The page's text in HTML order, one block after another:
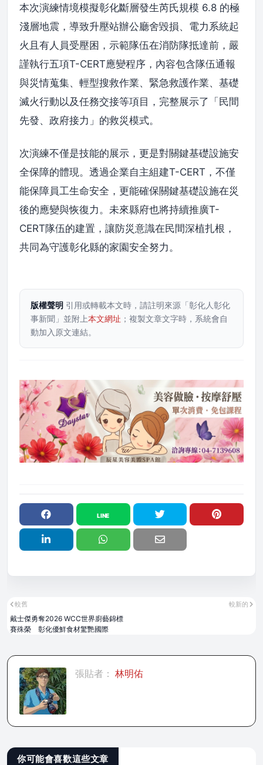
本次演練情境模擬彰化斷層發生芮氏規模 6.8 的極
淺層地震，導致升壓站辦公廳舍毀損、電力系統起
火且有人員受壓困，示範隊伍在消防隊抵達前，嚴
謹執行五項T-CERT應變程序，內容包含隊伍通報
與災情蒐集、輕型搜救作業、緊急救護作業、基礎
滅火行動以及任務交接等項目，完整展示了「民間
先發、政府接力」的救災模式。
次演練不僅是技能的展示，更是對關鍵基礎設施安
全保障的體現。透過企業自主組建T-CERT，不僅
能保障員工生命安全，更能確保關鍵基礎設施在災
後的應變與恢復力。未來縣府也將持續推廣T-
CERT隊伍的建置，讓防災意識在民間深植扎根，
共同為守護彰化縣的家園安全努力。
版權聲明 引用或轉載本文時，請註明來源「彰化人彰化
事新聞」並附上本文網址 ；複製文章文字時，系統會自
動加入原文連結。
較新的
較舊
戴士傑勇奪2026 WCC世界廚藝錦標
賽殊榮 彰化優鮮食材驚艷國際
張貼者： 林明佑
你可能會喜歡這些文章